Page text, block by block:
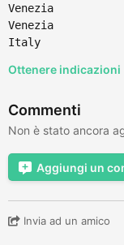
Venezia
Venezia
Italy
Ottenere
Commenti
Non è stato ancora
Aggiungi un
Invia ad un amico